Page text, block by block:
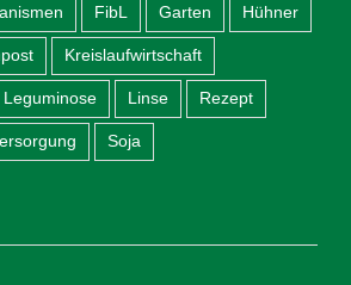
FibL Garten Hühner
Kreislaufwirtschaft
Leguminose Linse Rezept
Soja